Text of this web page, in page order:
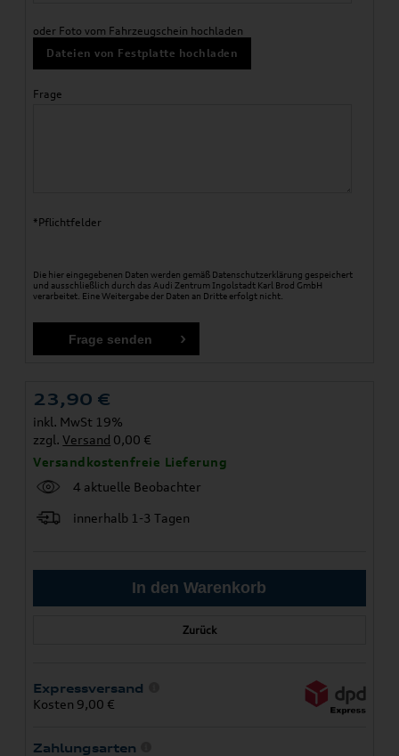
oder Foto vom Fahrzeugschein hochladen
Dateien von Festplatte hochladen
Frage
*Pflichtfelder
Die hier eingegebenen Daten werden gemäß Datenschutzerklärung gespeichert
und ausschließlich durch das Audi Zentrum Ingolstadt Karl Brod GmbH
verarbeitet. Eine Weitergabe der Daten an Dritte erfolgt nicht.
23,90 €
inkl. MwSt 19%
zzgl.Versand 0,00 €
Versandkostenfreie Lieferung
4 aktuelle Beobachter
innerhalb 1-3 Tagen
Zurück
Expressversand
Kosten 9,00 €
Zahlungsarten